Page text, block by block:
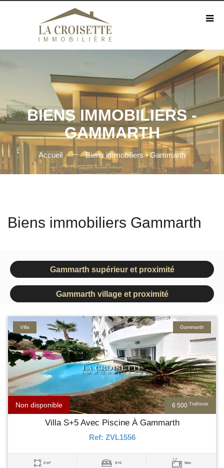
BIENS IMMOBILIERS -
GAMMARTH
Accueil Biens immobiliers - Gammarth
Biens immobiliers Gammarth
Gammarth supérieur et proximité
Gammarth village et proximité
6 500 Tnd/mois
Non disponible
Gammarth
Villa
Villa S+5 Avec Piscine À Gammarth
Ref: ZVL1556
0 m² S+5 Non